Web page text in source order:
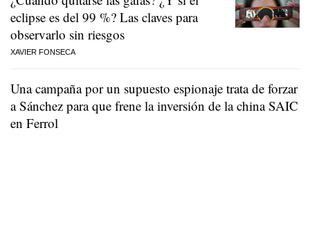
eclipse es del 99 %? Las claves para
observarlo sin riesgos
XAVIER FONSECA
Una campaña por un supuesto espionaje trata de forzar
a Sánchez para que frene la inversión de la china SAIC
en Ferrol